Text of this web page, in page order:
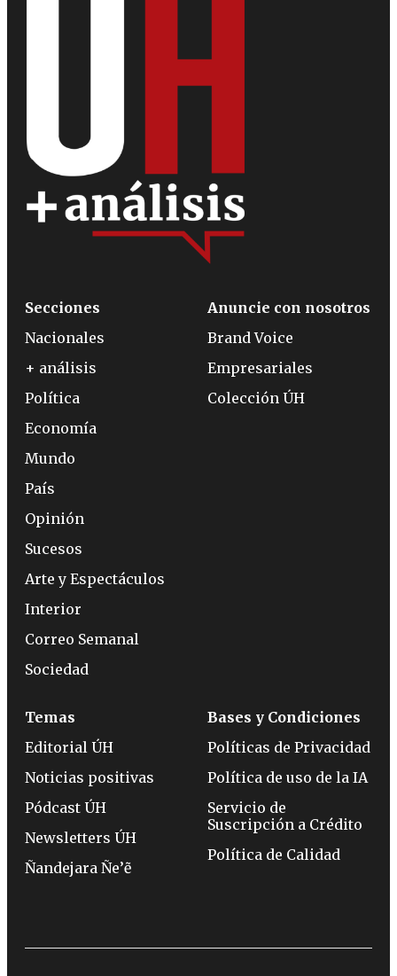
Secciones
Nacionales
+ análisis
Política
Economía
Mundo
País
Opinión
Sucesos
Arte y Espectáculos
Interior
Correo Semanal
Sociedad
Anuncie con nosotros
Brand Voice
Empresariales
Colección ÚH
Temas
Editorial ÚH
Noticias positivas
Pódcast ÚH
Newsletters ÚH
Ñandejara Ñe’ẽ
Bases y Condiciones
Políticas de Privacidad
Política de uso de la IA
Servicio de
Suscripción a Crédito
Política de Calidad